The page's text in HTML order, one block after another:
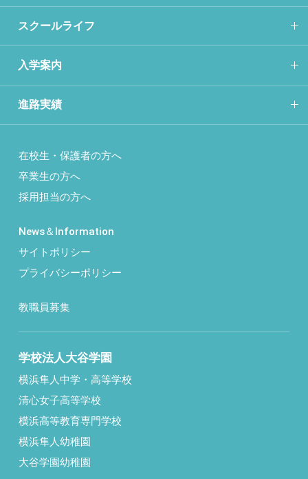
スクールライフ
入学案内
進路実績
在校生・保護者の方へ
卒業生の方へ
採用担当の方へ
News＆Information
サイトポリシー
プライバシーポリシー
教職員募集
学校法人大谷学園
横浜隼人中学・高等学校
清心女子高等学校
横浜高等教育専門学校
横浜隼人幼稚園
大谷学園幼稚園